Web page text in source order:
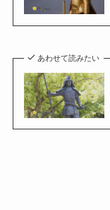
あわせて読みたい